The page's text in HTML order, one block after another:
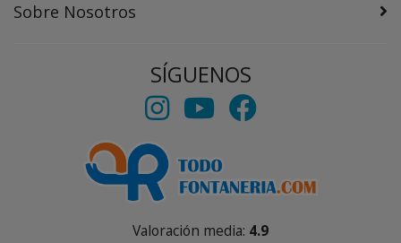
Sobre Nosotros
SÍGUENOS
Valoración media: 4.9